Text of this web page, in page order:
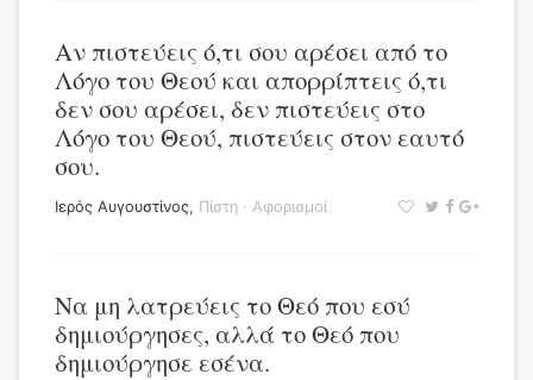
Αν πιστεύεις ό,τι σου αρέσει από το
Λόγο του Θεού και απορρίπτεις ό,τι
δεν σου αρέσει, δεν πιστεύεις στο
Λόγο του Θεού, πιστεύεις στον εαυτό
σου.
Ιερός Αυγουστίνος, Πίστη · Αφορισμοί
Να μη λατρεύεις το Θεό που εσύ
δημιούργησες, αλλά το Θεό που
δημιούργησε εσένα.